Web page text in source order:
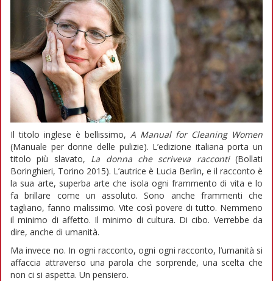
Il titolo inglese è bellissimo, A Manual for Cleaning Women
(Manuale per donne delle pulizie). L’edizione italiana porta un
titolo più slavato, La donna che scriveva racconti(Bollati
Boringhieri, Torino 2015). L’autrice è Lucia Berlin, e il racconto è
la sua arte, superba arte che isola ogni frammento di vita e lo
fa brillare come un assoluto. Sono anche frammenti che
tagliano, fanno malissimo. Vite così povere di tutto. Nemmeno
il minimo di affetto. Il minimo di cultura. Di cibo. Verrebbe da
dire, anche di umanità.
Ma invece no. In ogni racconto, ogni ogni racconto, l’umanità si
affaccia attraverso una parola che sorprende, una scelta che
non ci si aspetta. Un pensiero.